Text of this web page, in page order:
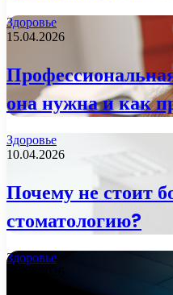
Здоровье
15.04.2026
она нужна и как
Здоровье
10.04.2026
Почему не стоит
стоматологию?
Здоровье